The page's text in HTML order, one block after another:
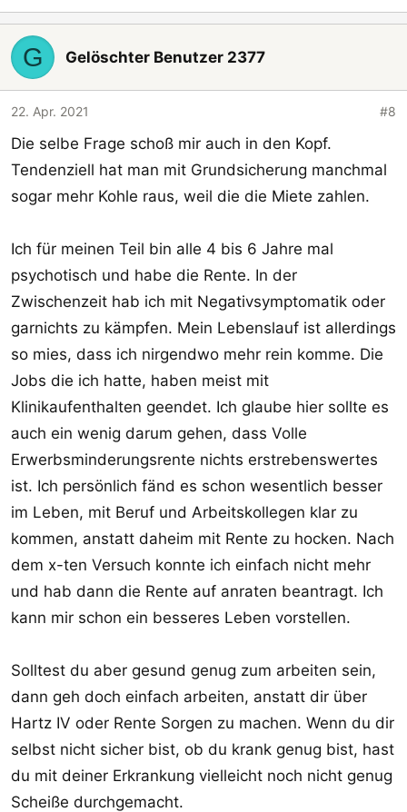
G Gelöschter Benutzer 2377
22. Apr. 2021 #8
Die selbe Frage schoß mir auch in den Kopf.
Tendenziell hat man mit Grundsicherung manchmal
sogar mehr Kohle raus, weil die die Miete zahlen.
Ich für meinen Teil bin alle 4 bis 6 Jahre mal
psychotisch und habe die Rente. In der
Zwischenzeit hab ich mit Negativsymptomatik oder
garnichts zu kämpfen. Mein Lebenslauf ist allerdings
so mies, dass ich nirgendwo mehr rein komme. Die
Jobs die ich hatte, haben meist mit
Klinikaufenthalten geendet. Ich glaube hier sollte es
auch ein wenig darum gehen, dass Volle
Erwerbsminderungsrente nichts erstrebenswertes
ist. Ich persönlich fänd es schon wesentlich besser
im Leben, mit Beruf und Arbeitskollegen klar zu
kommen, anstatt daheim mit Rente zu hocken. Nach
dem x-ten Versuch konnte ich einfach nicht mehr
und hab dann die Rente auf anraten beantragt. Ich
kann mir schon ein besseres Leben vorstellen.
Solltest du aber gesund genug zum arbeiten sein,
dann geh doch einfach arbeiten, anstatt dir über
Hartz IV oder Rente Sorgen zu machen. Wenn du dir
selbst nicht sicher bist, ob du krank genug bist, hast
du mit deiner Erkrankung vielleicht noch nicht genug
Scheiße durchgemacht.